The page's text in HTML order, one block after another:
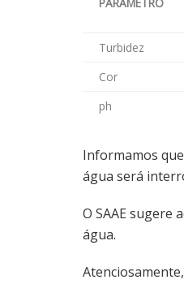
Turbidez
Cor
ph
Informamos
água será
O SAAE sugere
água.
Atenciosamente,